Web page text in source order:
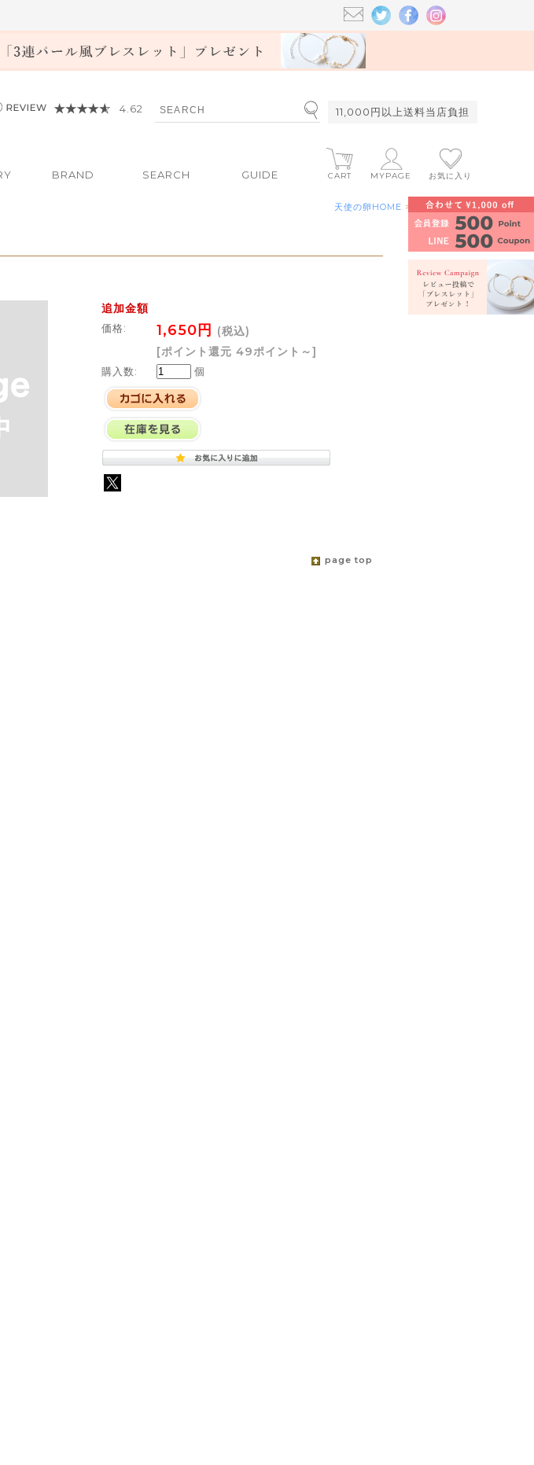
4.62 11,000円以上送料当店負担
BRAND SEARCH GUIDE CART MYPAGE お気に入り
天使の卵HOME > test
追加金額
価格: 1,650円
(税込)
[ポイント還元 49ポイント～]
購入数: 個
page top